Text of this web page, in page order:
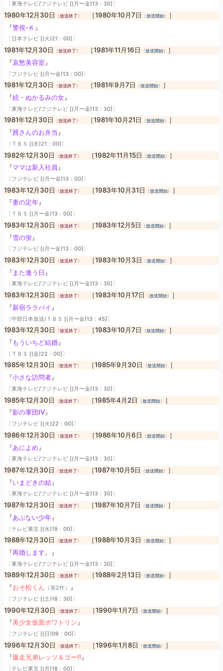
〔東海テレビ/フジテレビ [(月〜金)13：30]〕
1980年12月30日 〈放送終了〉 ［1980年10月7日 〈放送開始〉
］
『警視-Ｋ 』
〔日本テレビ [(火)21：00]〕
1981年12月30日 〈放送終了〉 ［1981年11月16日 〈放送開始〉
］
『哀愁美容室 』
〔フジテレビ [(月〜金)13：00]〕
1981年12月30日 〈放送終了〉 ［1981年9月7日 〈放送開始〉
］
『続・ぬかるみの女』
〔東海テレビ/フジテレビ [(月〜金)13：30]〕
1981年12月30日 〈放送終了〉 ［1981年10月21日 〈放送開始〉
］
『茜さんのお弁当 』
〔ＴＢＳ [(水)21：00]〕
1982年12月30日 〈放送終了〉 ［1982年11月15日 〈放送開始〉
］
『ママは新入社員』
〔フジテレビ [(月〜金)13：00]〕
1983年12月30日 〈放送終了〉 ［1983年10月31日 〈放送開始〉
］
『妻の定年』
〔ＴＢＳ [(月〜金)13：00]〕
1983年12月30日 〈放送終了〉 ［1983年12月5日 〈放送開始〉
］
『雪の蛍』
〔フジテレビ [(月〜金)13：00]〕
1983年12月30日 〈放送終了〉 ［1983年10月3日 〈放送開始〉
］
『 また逢う日 』
〔東海テレビ/フジテレビ [(月〜金)13：30]〕
1983年12月30日 〈放送終了〉 ［1983年10月17日 〈放送開始〉
］
『新宿ララバイ 』
〔中部日本放送/ＴＢＳ [(月〜金)13：45]〕
1983年12月30日 〈放送終了〉 ［1983年10月7日 〈放送開始〉
］
『もういちど結婚』
〔ＴＢＳ [(金)22：00]〕
1985年12月30日 〈放送終了〉 ［1985年9月30日 〈放送開始〉
］
『小さな訪問者』
〔東海テレビ/フジテレビ [(月〜金)13：30]〕
1985年12月30日 〈放送終了〉 ［1985年4月2日 〈放送開始〉
］
『影の軍団IV』
〔フジテレビ [(火)22：00]〕
1986年12月30日 〈放送終了〉 ［1986年10月6日 〈放送開始〉
］
『あによめ 』
〔東海テレビ/フジテレビ [(月〜金)13：30]〕
1987年12月30日 〈放送終了〉 ［1987年10月5日 〈放送開始〉
］
『いまどきの姑』
〔東海テレビ/フジテレビ [(月〜金)13：30]〕
1987年12月30日 〈放送終了〉 ［1987年10月7日 〈放送開始〉
］
『あぶない少年』
〔テレビ東京 [(水)19：00]〕
1988年12月30日 〈放送終了〉 ［1988年10月3日 〈放送開始〉
］
『再婚します。 』
〔東海テレビ/フジテレビ [(月〜金)13：30]〕
1989年12月30日 〈放送終了〉 ［1988年2月13日 〈放送開始〉
］
『おそ松くん （第2作） 』
〔フジテレビ [(土)18：30]〕
1990年12月30日 〈放送終了〉 ［1990年1月7日 〈放送開始〉
］
『美少女仮面ポワトリン』
〔フジテレビ [(日)09：00]〕
1996年12月30日 〈放送終了〉 ［1996年1月8日 〈放送開始〉
］
『爆走兄弟レッツ＆ゴー!!』
〔テレビ東京 [(月)18：00]〕